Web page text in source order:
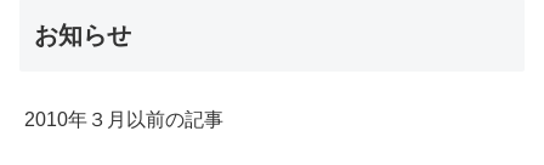
お知らせ
2010年３月以前の記事